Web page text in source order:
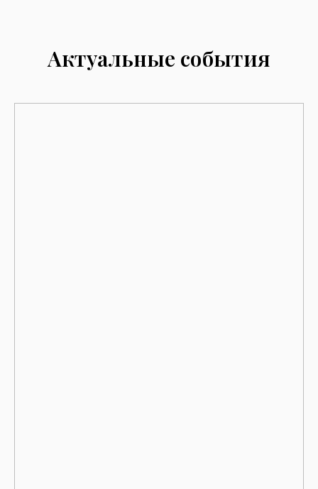
Актуальные события